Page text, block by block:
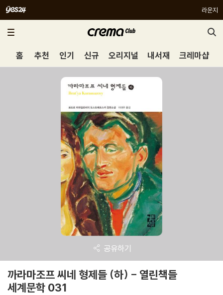
라운지
홈 추천 인기 신규 오리지널 내서재 크레마샵
공유하기
까라마조프 씨네 형제들 (하) - 열린책들
세계문학 031